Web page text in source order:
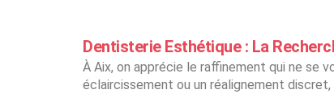
Dentisterie Esthétique : La
À Aix, on apprécie le raffinement qui ne se
éclaircissement ou un réalignement